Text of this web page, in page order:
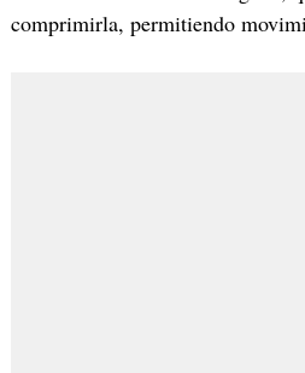
comprimirla, permitiendo